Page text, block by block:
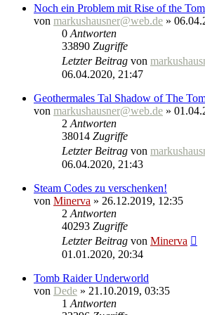
Noch ein Problem mit Rise of the
von markushausner@web.de »
0 Antworten
33890 Zugriffe
Letzter Beitrag von
06.04.2020, 21:47
Geothermales Tal Shadow of The
von markushausner@web.de »
2 Antworten
38014 Zugriffe
Letzter Beitrag von
06.04.2020, 21:43
Steam Codes zu verschenken!
von Minerva » 26.12.2019, 12:35
2 Antworten
40293 Zugriffe
Letzter Beitrag von Minerva
01.01.2020, 20:34
Tomb Raider Underworld
von Dede » 21.10.2019, 03:35
1 Antworten